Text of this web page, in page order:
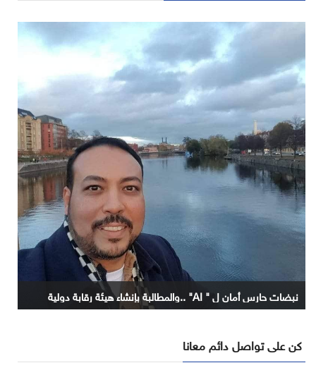
نبضات حارس أمان ل " AI" ..والمطالبة بإنشاء هيئة رقابة دولية
كن على تواصل دائم معانا